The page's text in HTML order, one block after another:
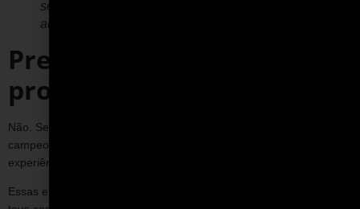
sem experiência prévia, com orientação
adequada.
Preciso ser piloto
profissional para correr?
Não. Ser piloto profissional é necessário apenas para competir em
campeonatos oficiais. Para dirigir um carro de corrida em uma
experiência controlada, isso não é exigido.
Essas experiências são estruturadas justamente para quem nunca